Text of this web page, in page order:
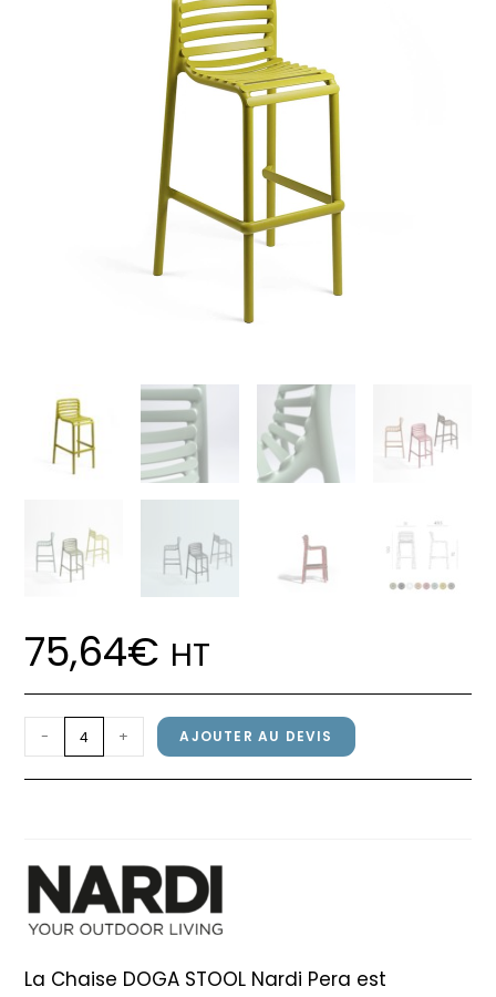
75,64€ HT
quantité
de
Chaise
Nardi
Pera
- + AJOUTER AU DEVIS
La Chaise DOGA STOOL Nardi Pera est